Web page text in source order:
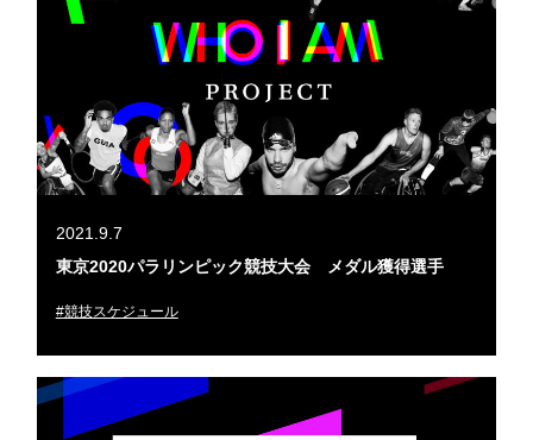
2021.9.7
東京2020パラリンピック競技大会 メダル獲得選手
#競技スケジュール